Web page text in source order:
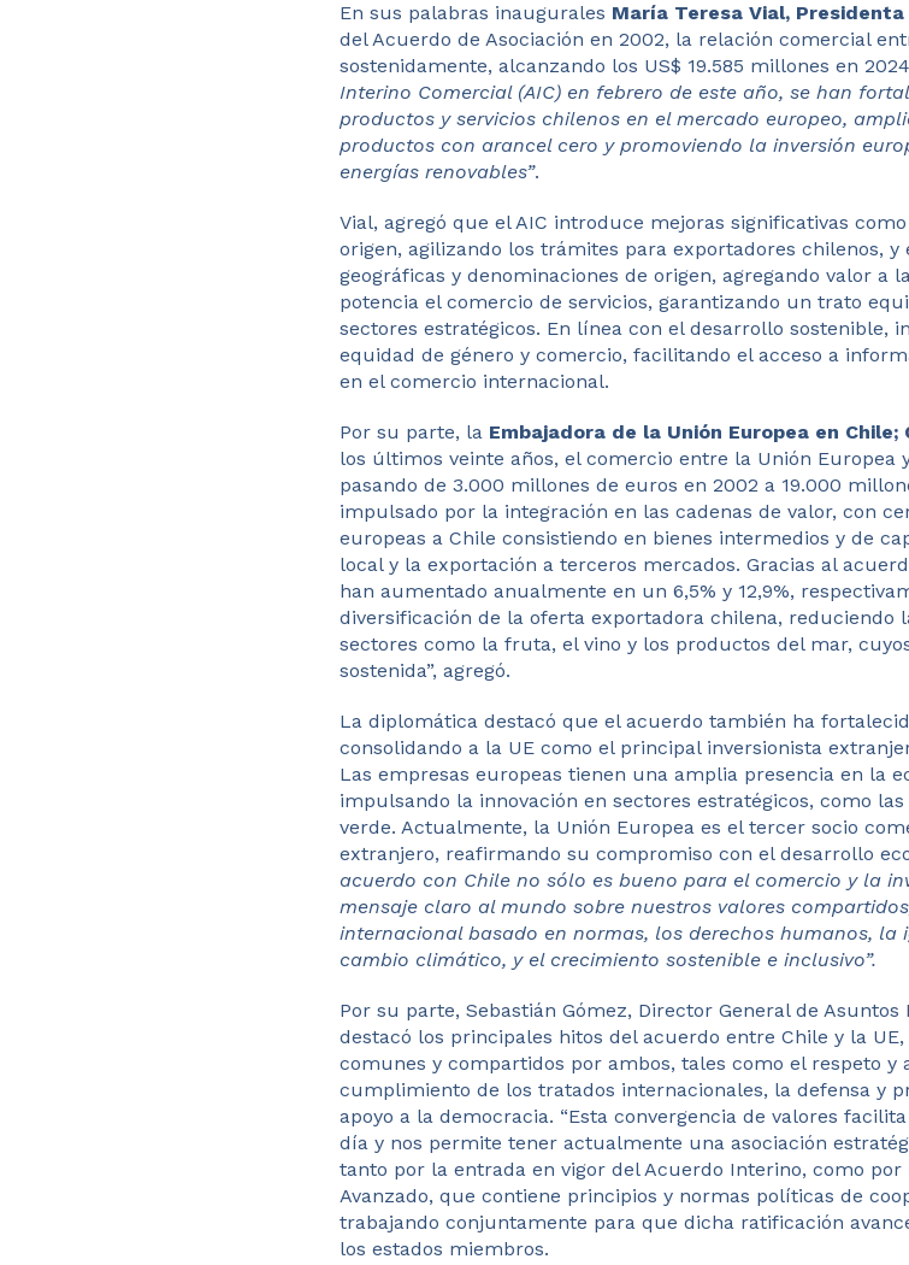
En sus palabras inaugurales María Teresa Vial, Presidenta
del Acuerdo de Asociación en 2002, la relación comercial
sostenidamente, alcanzando los US$ 19.585 millones en
Interino Comercial (AIC) en febrero de este año, se han
productos y servicios chilenos en el mercado europeo,
productos con arancel cero y promoviendo la inversión
energías renovables”.
Vial, agregó que el AIC introduce mejoras significativas
origen, agilizando los trámites para exportadores chilenos,
geográficas y denominaciones de origen, agregando valor a
potencia el comercio de servicios, garantizando un trato
sectores estratégicos. En línea con el desarrollo sostenible,
equidad de género y comercio, facilitando el acceso a
en el comercio internacional.
Por su parte, la Embajadora de la Unión Europea en
los últimos veinte años, el comercio entre la Unión Europea
pasando de 3.000 millones de euros en 2002 a 19.000
impulsado por la integración en las cadenas de valor, con
europeas a Chile consistiendo en bienes intermedios y de
local y la exportación a terceros mercados. Gracias al
han aumentado anualmente en un 6,5% y 12,9%,
diversificación de la oferta exportadora chilena, reduciendo
sectores como la fruta, el vino y los productos del mar,
sostenida”, agregó.
La diplomática destacó que el acuerdo también ha
consolidando a la UE como el principal inversionista
Las empresas europeas tienen una amplia presencia en la
impulsando la innovación en sectores estratégicos, como
verde. Actualmente, la Unión Europea es el tercer socio
extranjero, reafirmando su compromiso con el desarrollo
acuerdo con Chile no sólo es bueno para el comercio y la
mensaje claro al mundo sobre nuestros valores
internacional basado en normas, los derechos humanos,
cambio climático, y el crecimiento sostenible e inclusivo”.
Por su parte, Sebastián Gómez, Director General de Asuntos
destacó los principales hitos del acuerdo entre Chile y la
comunes y compartidos por ambos, tales como el respeto y
cumplimiento de los tratados internacionales, la defensa y
apoyo a la democracia. “Esta convergencia de valores
día y nos permite tener actualmente una asociación
tanto por la entrada en vigor del Acuerdo Interino, como
Avanzado, que contiene principios y normas políticas de
trabajando conjuntamente para que dicha ratificación
los estados miembros.